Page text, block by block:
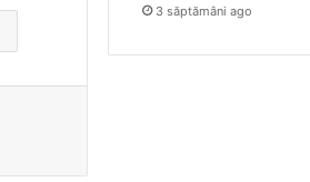
3 săptămâni ago